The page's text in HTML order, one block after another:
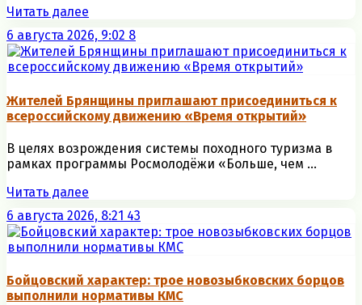
Читать далее
6 августа 2026, 9:02 8
Жителей Брянщины приглашают присоединиться к
всероссийскому движению «Время открытий»
В целях возрождения системы походного туризма в
рамках программы Росмолодёжи «Больше, чем ...
Читать далее
6 августа 2026, 8:21 43
Бойцовский характер: трое новозыбковских борцов
выполнили нормативы КМС